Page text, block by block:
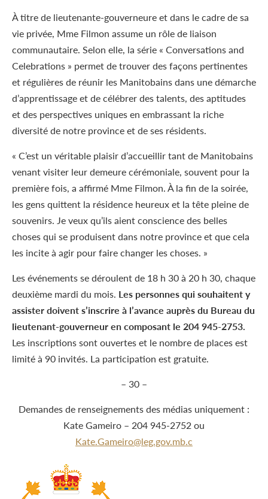
À titre de lieutenante-gouverneure et dans le cadre de sa
vie privée, Mme Filmon assume un rôle de liaison
communautaire. Selon elle, la série « Conversations and
Celebrations » permet de trouver des façons pertinentes
et régulières de réunir les Manitobains dans une démarche
d’apprentissage et de célébrer des talents, des aptitudes
et des perspectives uniques en embrassant la riche
diversité de notre province et de ses résidents.
« C’est un véritable plaisir d’accueillir tant de Manitobains
venant visiter leur demeure cérémoniale, souvent pour la
première fois, a affirmé Mme Filmon. À la fin de la soirée,
les gens quittent la résidence heureux et la tête pleine de
souvenirs. Je veux qu’ils aient conscience des belles
choses qui se produisent dans notre province et que cela
les incite à agir pour faire changer les choses. »
Les événements se déroulent de 18 h 30 à 20 h 30, chaque
deuxième mardi du mois. Les personnes qui souhaitent y
assister doivent s’inscrire à l’avance auprès du Bureau du
lieutenant-gouverneur en composant le 204 945-2753.
Les inscriptions sont ouvertes et le nombre de places est
limité à 90 invités. La participation est gratuite.
– 30 –
Demandes de renseignements des médias uniquement :
Kate Gameiro – 204 945-2752 ou
Kate.Gameiro@leg.gov.mb.c